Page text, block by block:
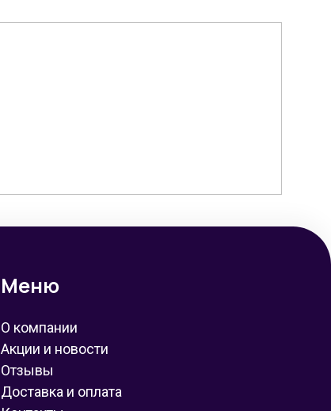
Меню
О компании
Акции и новости
Отзывы
Доставка и оплата